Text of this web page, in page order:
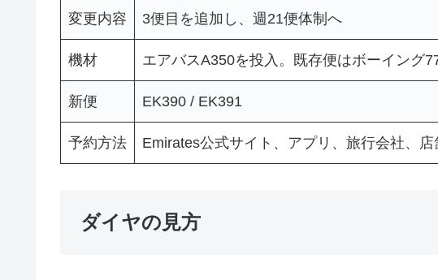
変更内容 3便目を追加し、週21便体制へ
機材 エアバスA350を投入。既存便はボーイング
新便 EK390 / EK391
予約方法 Emirates公式サイト、アプリ、旅行会社、
ダイヤの見方